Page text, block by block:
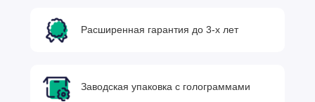
Расширенная гарантия до 3-х лет
Заводская упаковка с голограммами